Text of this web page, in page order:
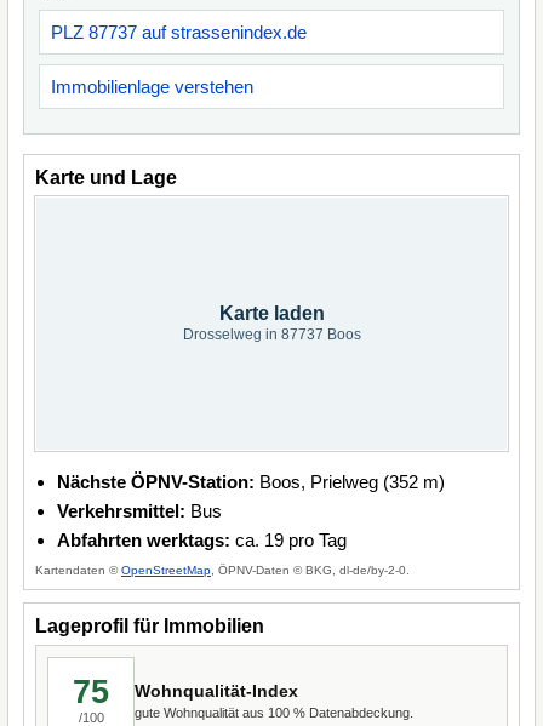
PLZ 87737 auf strassenindex.de
Immobilienlage verstehen
Karte und Lage
Karte laden
Drosselweg in 87737 Boos
Nächste ÖPNV-Station: Boos, Prielweg (352 m)
Verkehrsmittel: Bus
Abfahrten werktags: ca. 19 pro Tag
Kartendaten ©OpenStreetMap , ÖPNV-Daten © BKG, dl-de/by-2-0.
Lageprofil für Immobilien
75
/100
Wohnqualität-Index
gute Wohnqualität aus 100 % Datenabdeckung.